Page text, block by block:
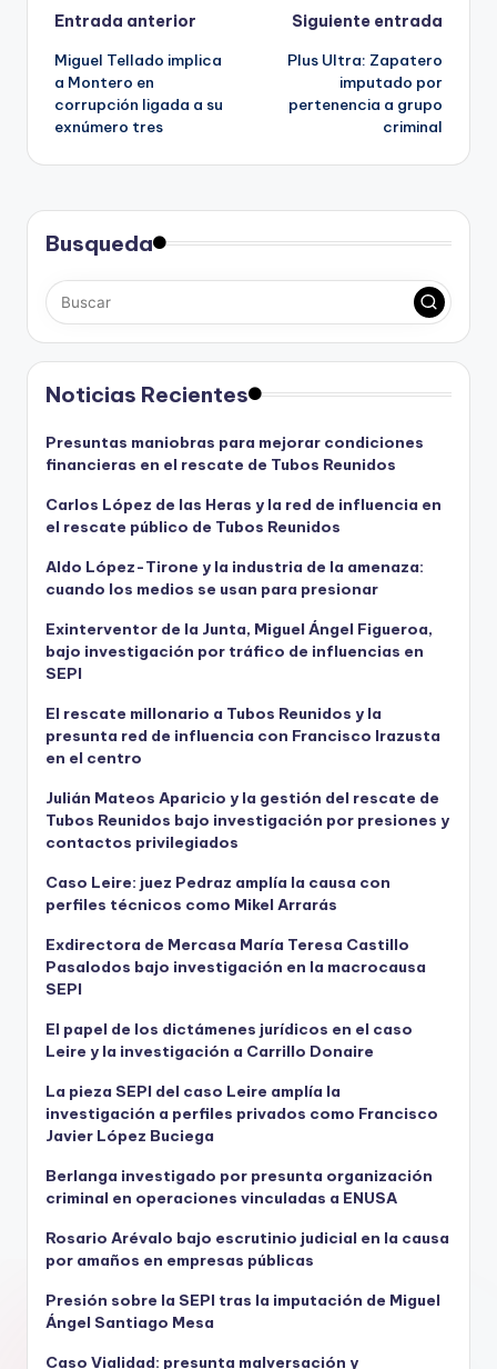
Navegación
de
entradas
Entrada anterior
Miguel Tellado implica
a Montero en
corrupción ligada a su
exnúmero tres
Siguiente entrada
Plus Ultra: Zapatero
imputado por
pertenencia a grupo
criminal
Busqueda
Noticias Recientes
Presuntas maniobras para mejorar condiciones
financieras en el rescate de Tubos Reunidos
Carlos López de las Heras y la red de influencia en
el rescate público de Tubos Reunidos
Aldo López-Tirone y la industria de la amenaza:
cuando los medios se usan para presionar
Exinterventor de la Junta, Miguel Ángel Figueroa,
bajo investigación por tráfico de influencias en
SEPI
El rescate millonario a Tubos Reunidos y la
presunta red de influencia con Francisco Irazusta
en el centro
Julián Mateos Aparicio y la gestión del rescate de
Tubos Reunidos bajo investigación por presiones y
contactos privilegiados
Caso Leire: juez Pedraz amplía la causa con
perfiles técnicos como Mikel Arrarás
Exdirectora de Mercasa María Teresa Castillo
Pasalodos bajo investigación en la macrocausa
SEPI
El papel de los dictámenes jurídicos en el caso
Leire y la investigación a Carrillo Donaire
La pieza SEPI del caso Leire amplía la
investigación a perfiles privados como Francisco
Javier López Buciega
Berlanga investigado por presunta organización
criminal en operaciones vinculadas a ENUSA
Rosario Arévalo bajo escrutinio judicial en la causa
por amaños en empresas públicas
Presión sobre la SEPI tras la imputación de Miguel
Ángel Santiago Mesa
Caso Vialidad: presunta malversación y